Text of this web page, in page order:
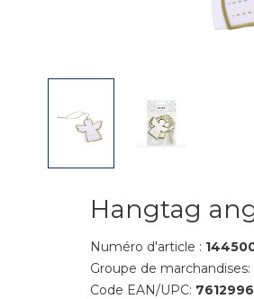
Hangtag
Numéro d'article :
Groupe de marchandises:
Code EAN/UPC: